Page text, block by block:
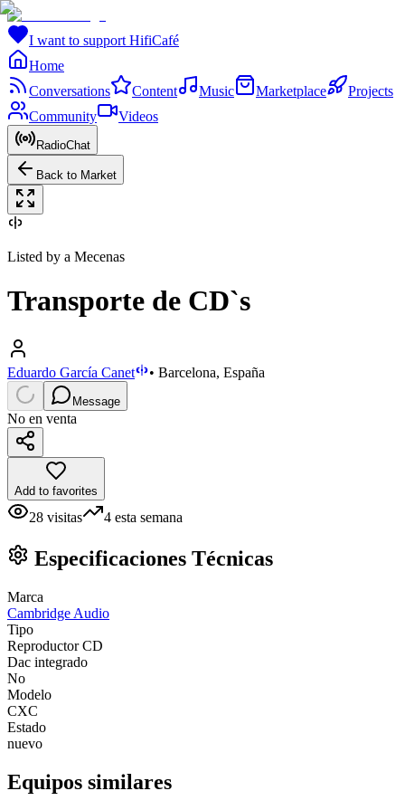
I want to support HifiCafé
Home
Conversations
Content Music Marketplace
Projects
Community
Videos
RadioChat
Back to Market
Listed by a Mecenas
Transporte de CD`s
Eduardo García Canet • Barcelona, España
Message
No en venta
Add to favorites
28 visitas 4 esta semana
Especificaciones Técnicas
Marca
Cambridge Audio
Tipo
Reproductor CD
Dac integrado
No
Modelo
CXC
Estado
nuevo
Equipos similares